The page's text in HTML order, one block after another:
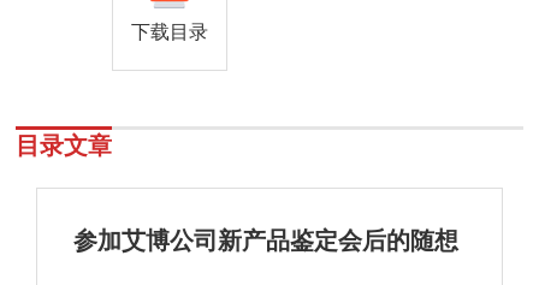
下载目录
目录文章
参加艾博公司新产品鉴定会后的随想